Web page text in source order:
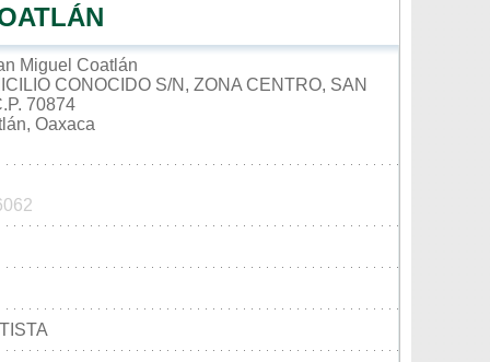
Miguel Coatlán
CONOCIDO S/N, ZONA CENTRO, SAN
70874
Oaxaca